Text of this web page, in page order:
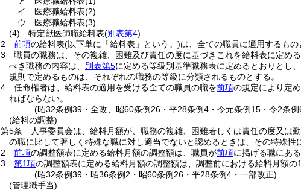
イ
医療職給料表(2)
ウ
医療職給料表(3)
(4)
特定獣医師職給料表(別表第4)
2
前項の給料表(以下単に「給料表」という。)は、全ての職員に適用するもの
3
職員の職務は、その複雑、困難及び責任の度に基づきこれを給料表に定め
べき職務の内容は、 別表第5に定める等級別基準職務表に定めるとおりとし、
規則で定めるものは、それぞれの職務の等級に分類されるものとする。
4
任命権者は、給料表の適用を受ける全ての職員の職を前項の規定により定
ればならない。
(昭32条例39・全改、昭60条例26・平28条例4・令元条例15・令2条
(給料の調整)
第5条
人事委員会は、給料月額が、職務の複雑、困難若しくは責任の度又
の職に比して著しく特殊な職に対し適当でないと認めるときは、その特殊
2
前項の調整額表に定める給料月額の調整額は、職員が前項に掲げる職にあ
3
第1項の調整額表に定める給料月額の調整額は、調整前における給料月額の
(昭32条例39・昭36条例2・昭60条例26・平28条例4・一部改正)
(管理職手当)